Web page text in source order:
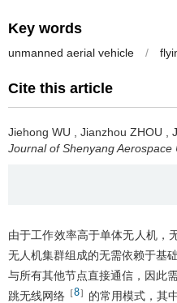
Key words
unmanned aerial vehicle /
Cite this article
Jiehong WU Jianzhou ZHOU
Journal of Shenyang Aerospace
由于工作效率高于单体无人机，
无人机集群组成的无需依赖于基
与所有其他节点直接通信，因此
跳无线网络 ［8］ 的常用模式，其